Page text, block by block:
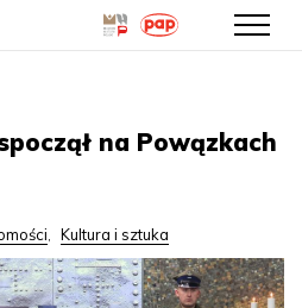
treści
na Powązkach
, Kultura i sztuka